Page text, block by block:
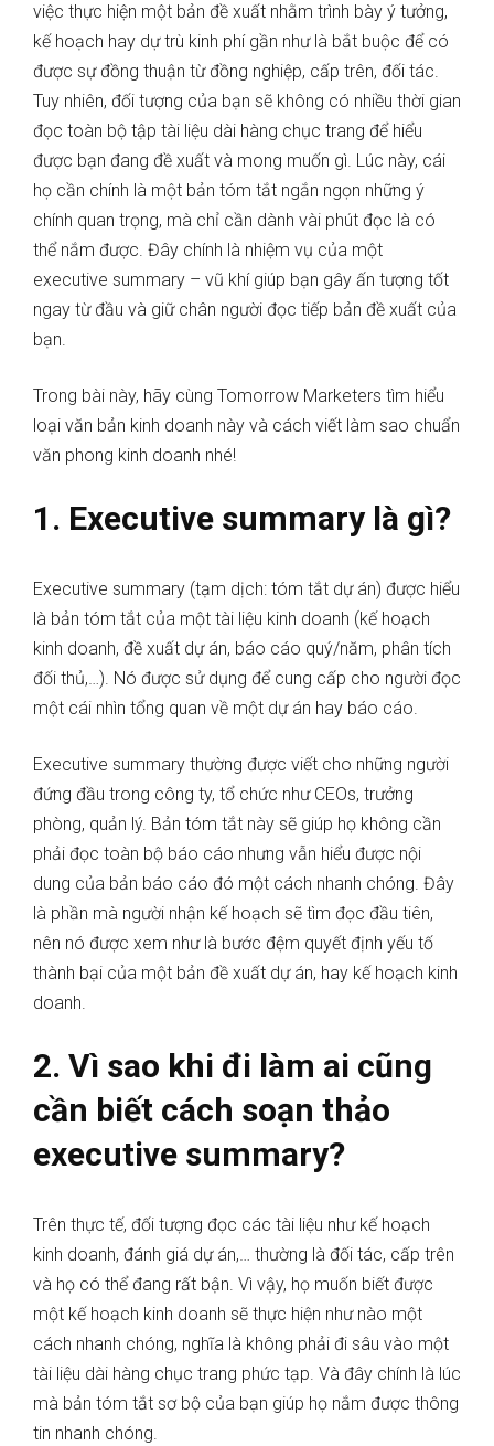
việc thực hiện một bản đề xuất nhằm trình bày ý tưởng,
kế hoạch hay dự trù kinh phí gần như là bắt buộc để có
được sự đồng thuận từ đồng nghiệp, cấp trên, đối tác.
Tuy nhiên, đối tượng của bạn sẽ không có nhiều thời gian
đọc toàn bộ tập tài liệu dài hàng chục trang để hiểu
được bạn đang đề xuất và mong muốn gì. Lúc này, cái
họ cần chính là một bản tóm tắt ngắn ngọn những ý
chính quan trọng, mà chỉ cần dành vài phút đọc là có
thể nắm được. Đây chính là nhiệm vụ của một
executive summary – vũ khí giúp bạn gây ấn tượng tốt
ngay từ đầu và giữ chân người đọc tiếp bản đề xuất của
bạn.
Trong bài này, hãy cùng Tomorrow Marketers tìm hiểu
loại văn bản kinh doanh này và cách viết làm sao chuẩn
văn phong kinh doanh nhé!
1. Executive summary là gì?
Executive summary (tạm dịch: tóm tắt dự án) được hiểu
là bản tóm tắt của một tài liệu kinh doanh (kế hoạch
kinh doanh, đề xuất dự án, báo cáo quý/năm, phân tích
đối thủ,…). Nó được sử dụng để cung cấp cho người đọc
một cái nhìn tổng quan về một dự án hay báo cáo.
Executive summary thường được viết cho những người
đứng đầu trong công ty, tổ chức như CEOs, trưởng
phòng, quản lý. Bản tóm tắt này sẽ giúp họ không cần
phải đọc toàn bộ báo cáo nhưng vẫn hiểu được nội
dung của bản báo cáo đó một cách nhanh chóng. Đây
là phần mà người nhận kế hoạch sẽ tìm đọc đầu tiên,
nên nó được xem như là bước đệm quyết định yếu tố
thành bại của một bản đề xuất dự án, hay kế hoạch kinh
doanh.
2. Vì sao khi đi làm ai cũng
cần biết cách soạn thảo
executive summary?
Trên thực tế, đối tượng đọc các tài liệu như kế hoạch
kinh doanh, đánh giá dự án,… thường là đối tác, cấp trên
và họ có thể đang rất bận. Vì vậy, họ muốn biết được
một kế hoạch kinh doanh sẽ thực hiện như nào một
cách nhanh chóng, nghĩa là không phải đi sâu vào một
tài liệu dài hàng chục trang phức tạp. Và đây chính là lúc
mà bản tóm tắt sơ bộ của bạn giúp họ nắm được thông
tin nhanh chóng.